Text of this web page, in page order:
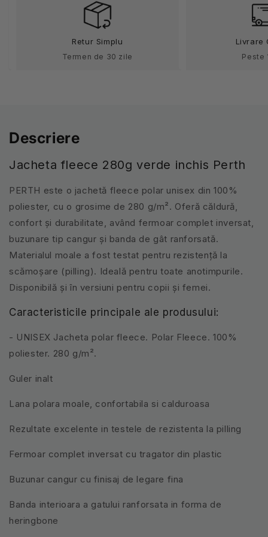
inchis
Perth
Retur Simplu
Termen de 30 zile
Livrare
Peste
Descriere
Jacheta fleece 280g verde inchis Perth
PERTH este o jachetă fleece polar unisex din 100%
poliester, cu o grosime de 280 g/m². Oferă căldură,
confort și durabilitate, având fermoar complet inversat,
buzunare tip cangur și banda de gât ranforsată.
Materialul moale a fost testat pentru rezistență la
scămoșare (pilling). Ideală pentru toate anotimpurile.
Disponibilă și în versiuni pentru copii și femei.
Caracteristicile principale ale produsului:
- UNISEX Jacheta polar fleece. Polar Fleece. 100%
poliester. 280 g/m².
Guler inalt
Lana polara moale, confortabila si calduroasa
Rezultate excelente in testele de rezistenta la pilling
Fermoar complet inversat cu tragator din plastic
Buzunar cangur cu finisaj de legare fina
Banda interioara a gatului ranforsata in forma de
heringbone